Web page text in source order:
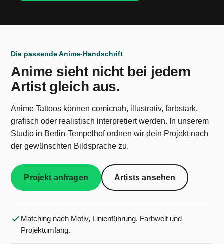
Die passende Anime-Handschrift
Anime sieht nicht bei jedem
Artist gleich aus.
Anime Tattoos können comicnah, illustrativ, farbstark,
grafisch oder realistisch interpretiert werden. In unserem
Studio in Berlin-Tempelhof ordnen wir dein Projekt nach
der gewünschten Bildsprache zu.
Projekt anfragen Artists ansehen
Matching nach Motiv, Linienführung, Farbwelt und
Projektumfang.